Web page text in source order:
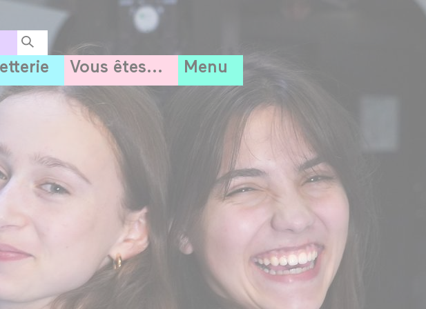
Vous êtes... Menu